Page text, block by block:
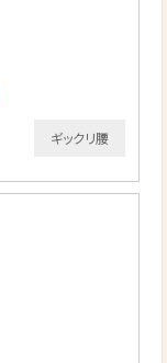
ギックリ腰